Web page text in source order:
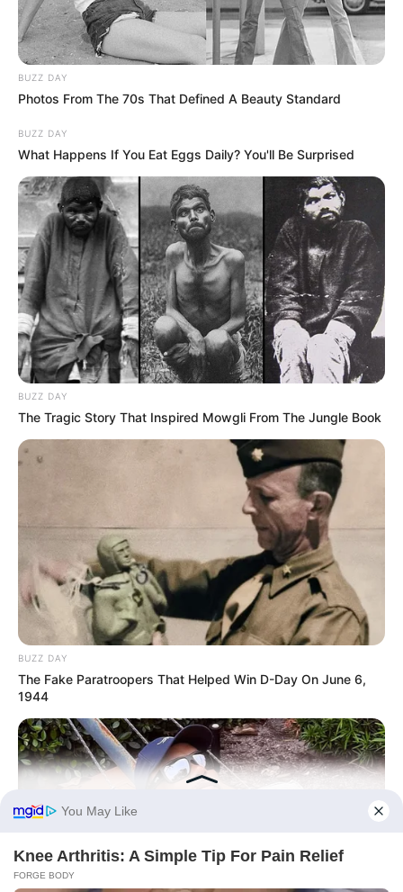
Legutóbbi cikkek
📉 FORDULAT A TISZA PÁRTNÁL – CSÖKKENT A
TÁMOGATOTTSÁG A FRISS FELMÉRÉS SZERINT
📊 Most így áll a TISZA és a Fidesz a friss felmérés
szerint
🚨 Friss! Súlyos lépést jelentett be a Fidesz, miután
elnémították képviselőjüket a parlamentben
💰 Mi történt? Belenyúl a parlament Magyar Péter
fizetésébe
Kategóriák
Természet
Történetek
Világ
Információ
Általános Szerződési Feltételek
Rólunk
Test Page
BUZZ DAY
Photos From The 70s That Defined A Beauty Standard
BUZZ DAY
What Happens If You Eat Eggs Daily? You'll Be Surprised
BUZZ DAY
The Tragic Story That Inspired Mowgli From The Jungle Book
BUZZ DAY
The Fake Paratroopers That Helped Win D-Day On June 6,
1944